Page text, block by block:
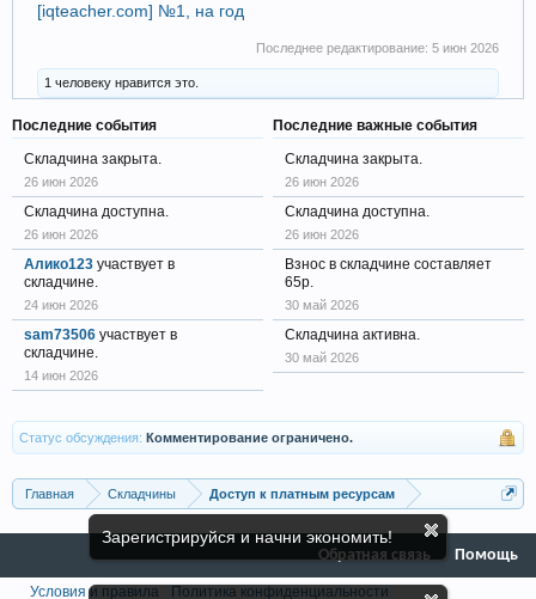
Зарегистрируйся и начни экономить!
[iqteacher.com] №1, на год
Последнее редактирование: 5 июн 2026
1 человеку нравится это.
Последние события
Складчина закрыта.
26 июн 2026
Складчина доступна.
26 июн 2026
Алико123 участвует в
складчине.
24 июн 2026
sam73506 участвует в
складчине.
14 июн 2026
Последние важные события
Складчина закрыта.
26 июн 2026
Складчина доступна.
26 июн 2026
Взнос в складчине составляет
65р.
30 май 2026
Складчина активна.
30 май 2026
Статус обсуждения: Комментирование ограничено.
Главная Складчины Доступ к платным ресурсам
Обратная связь Помощь
Условия и правила Политика конфиденциальности